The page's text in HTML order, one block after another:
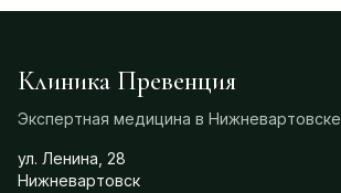
Клиника Превенция
Экспертная медицина в Нижневартовске
ул. Ленина, 28
Нижневартовск